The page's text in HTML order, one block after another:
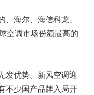
海尔、海信科龙、
空调市场份额最高的
发优势。新风空调迎
不少国产品牌入局开